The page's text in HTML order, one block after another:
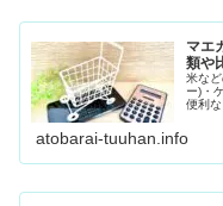
マエ
類や
米な
ー)・
便利
atobarai-tuuhan.info